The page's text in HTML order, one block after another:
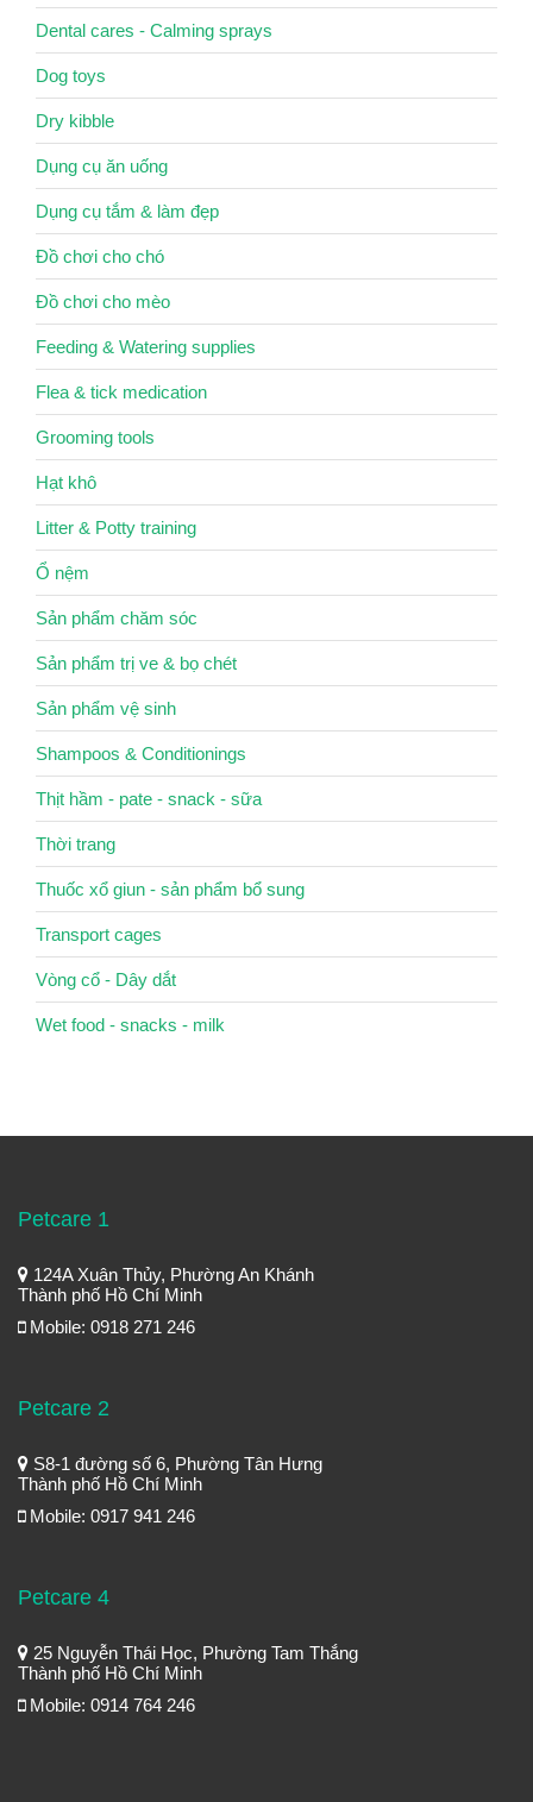
Dental cares - Calming sprays
Dog toys
Dry kibble
Dụng cụ ăn uống
Dụng cụ tắm & làm đẹp
Đồ chơi cho chó
Đồ chơi cho mèo
Feeding & Watering supplies
Flea & tick medication
Grooming tools
Hạt khô
Litter & Potty training
Ổ nệm
Sản phẩm chăm sóc
Sản phẩm trị ve & bọ chét
Sản phẩm vệ sinh
Shampoos & Conditionings
Thịt hầm - pate - snack - sữa
Thời trang
Thuốc xổ giun - sản phẩm bổ sung
Transport cages
Vòng cổ - Dây dắt
Wet food - snacks - milk
Petcare 1
124A Xuân Thủy, Phường An Khánh
Thành phố Hồ Chí Minh
Mobile: 0918 271 246
Petcare 2
S8-1 đường số 6, Phường Tân Hưng
Thành phố Hồ Chí Minh
Mobile: 0917 941 246
Petcare 4
25 Nguyễn Thái Học, Phường Tam Thắng
Thành phố Hồ Chí Minh
Mobile: 0914 764 246